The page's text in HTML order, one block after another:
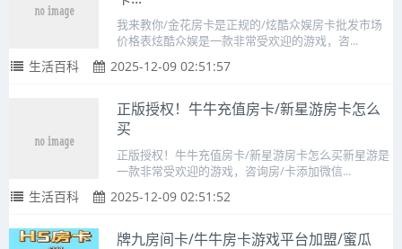
我来教你/金花房卡是正规的/炫酷众娱房卡批发市场
价格表炫酷众娱是一款非常受欢迎的游戏，咨...
生活百科 2025-12-09 02:51:57
正版授权！牛牛充值房卡/新星游房卡怎么
买
正版授权！牛牛充值房卡/新星游房卡怎么买新星游是
一款非常受欢迎的游戏，咨询房/卡添加微信...
生活百科 2025-12-09 02:51:52
牌九房间卡/牛牛房卡游戏平台加盟/蜜瓜